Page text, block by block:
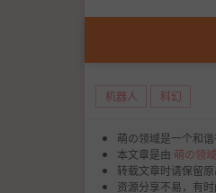
机器人 科幻
萌の领域是一个和
本文章是由 萌の领域
转载文章时请保留
资源分享不易，有